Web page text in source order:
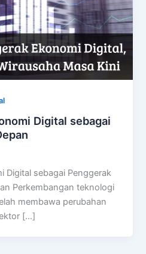
Digital sebagai
Digital sebagai Penggerak
Perkembangan teknologi
membawa perubahan
[…]